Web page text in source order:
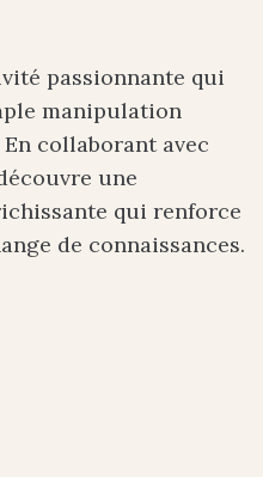
passionnante qui
manipulation
collaborant avec
une
qui renforce
de connaissances.